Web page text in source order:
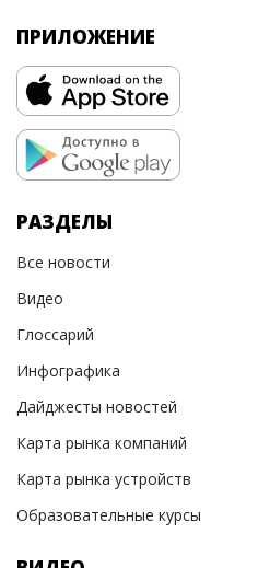
ПРИЛОЖЕНИЕ
РАЗДЕЛЫ
Все новости
Видео
Глоссарий
Инфографика
Дайджесты новостей
Карта рынка компаний
Карта рынка устройств
Образовательные курсы